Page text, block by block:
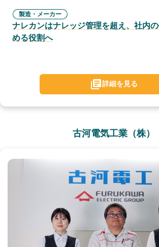
製造・メーカー
ナレカンはナレッジ管理を超え、社内
める役割へ
詳細を見る
古河電気工業（株）